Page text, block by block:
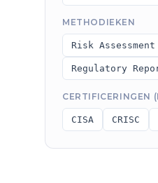
METHODIEKEN
Risk Assessment
Regulatory
CERTIFICERINGEN
CISA CRISC